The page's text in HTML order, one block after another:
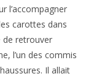
l’accompagner
carottes dans
de retrouver
l’un des commis
Il allait